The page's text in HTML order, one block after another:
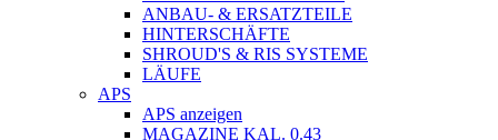
ANBAU- & ERSATZTEILE
HINTERSCHÄFTE
SHROUD'S & RIS SYSTEME
LÄUFE
APS
APS anzeigen
MAGAZINE KAL. 0.43